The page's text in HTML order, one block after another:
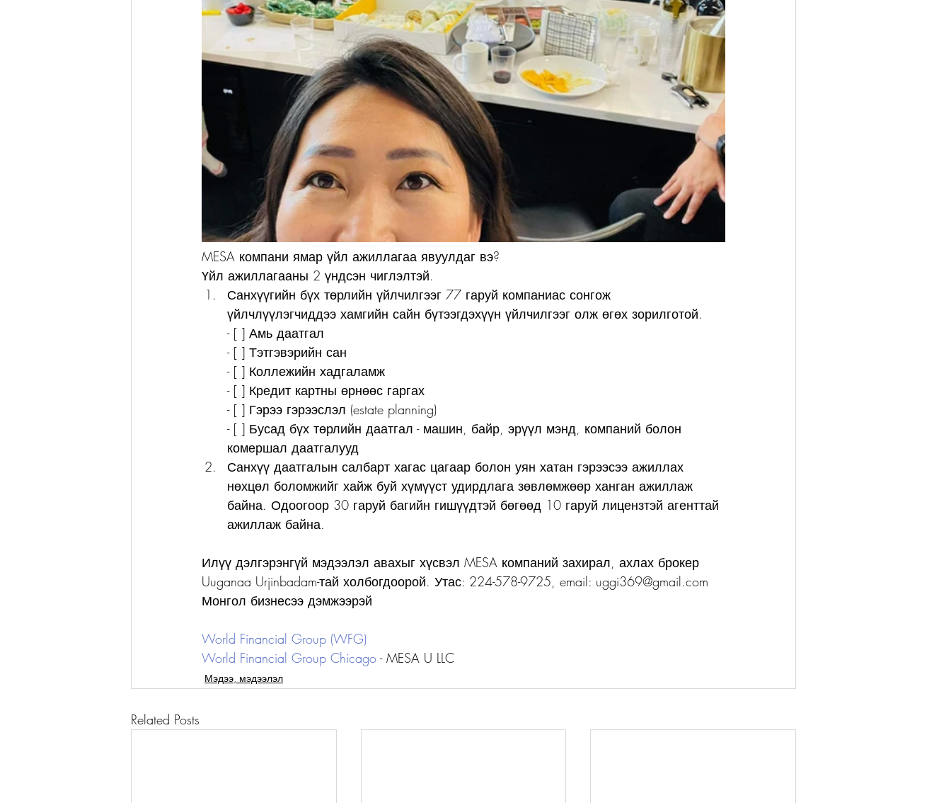
MESA компани ямар үйл ажиллагаа явуулдаг вэ?
Үйл ажиллагааны 2 үндсэн чиглэлтэй.
Санхүүгийн бүх төрлийн үйлчилгээг 77 гаруй компаниас сонгож
үйлчлүүлэгчиддээ хамгийн сайн бүтээгдэхүүн үйлчилгээг олж өгөх зорилготой.
- [ ] Амь даатгал
- [ ] Тэтгэвэрийн сан
- [ ] Коллежийн хадгаламж
- [ ] Кредит картны өрнөөс гаргах
- [ ] Гэрээ гэрээслэл (estate planning)
- [ ] Бусад бүх төрлийн даатгал - машин, байр, эрүүл мэнд, компаний болон
комершал даатгалууд
Санхүү даатгалын салбарт хагас цагаар болон уян хатан гэрээсээ ажиллах
нөхцөл боломжийг хайж буй хүмүүст удирдлага зөвлөмжөөр ханган ажиллаж
байна. Одоогоор 30 гаруй багийн гишүүдтэй бөгөөд 10 гаруй лицензтэй агенттай
ажиллаж байна.
Илүү дэлгэрэнгүй мэдээлэл авахыг хүсвэл MESA компаний захирал, ахлах брокер
Uuganaa Urjinbadam-тай холбогдоорой. Утас: 224-578-9725, email: uggi369@gmail.com
Монгол бизнесээ дэмжээрэй
World Financial Group (WFG)
World Financial Group Chicago - MESA U LLC
Мэдээ, мэдээлэл
Related Posts